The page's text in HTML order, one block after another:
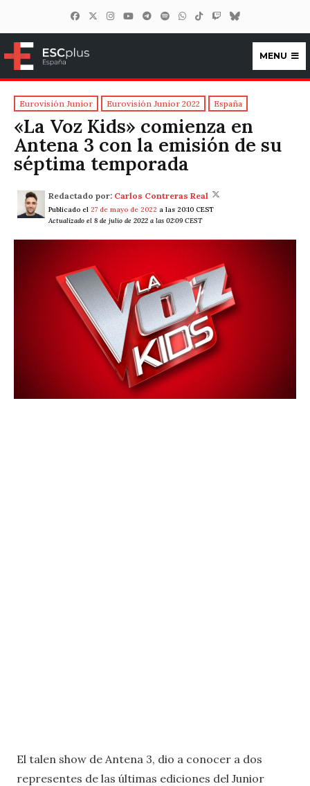
ESCplus España
MENU
Eurovisión Junior Eurovisión Junior 2022 España
«La Voz Kids» comienza en
Antena 3 con la emisión de su
séptima temporada
Redactado por: Carlos Contreras Real
Publicado el 27 de mayo de 2022 a las 20:10 CEST
Actualizado el 8 de julio de 2022 a las 02:09 CEST
El talen show de Antena 3, dio a conocer a dos
representes de las últimas ediciones del Junior